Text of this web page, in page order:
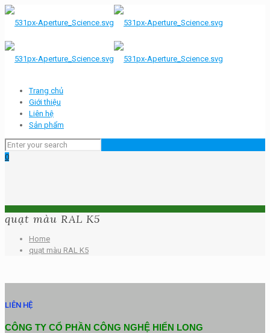
Trang chủ
Giới thiệu
Liên hệ
Sản phẩm
0
quạt màu RAL K5
Home
quạt màu RAL K5
LIÊN HỆ
CÔNG TY CỔ PHẦN CÔNG NGHỆ HIỂN LONG